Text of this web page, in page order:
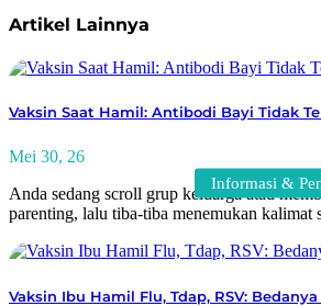
Artikel Lainnya
Vaksin Saat Hamil: Antibodi Bayi Tidak
Mei 30, 26
Anda sedang scroll grup keluarga atau
parenting, lalu tiba-tiba menemukan kalimat
Vaksin Ibu Hamil Flu, Tdap, RSV: